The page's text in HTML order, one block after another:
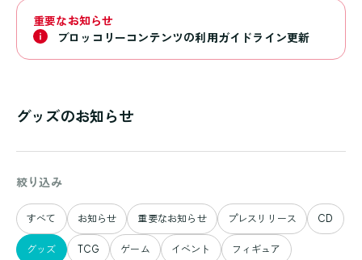
重要なお知らせ
ブロッコリーコンテンツの利用ガイドライン更新
グッズのお知らせ
絞り込み
すべて お知らせ 重要なお知らせ プレスリリース CD
グッズ TCG ゲーム イベント フィギュア